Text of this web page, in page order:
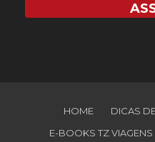
HOME DICAS
E-BOOKS TZ VIAGENS